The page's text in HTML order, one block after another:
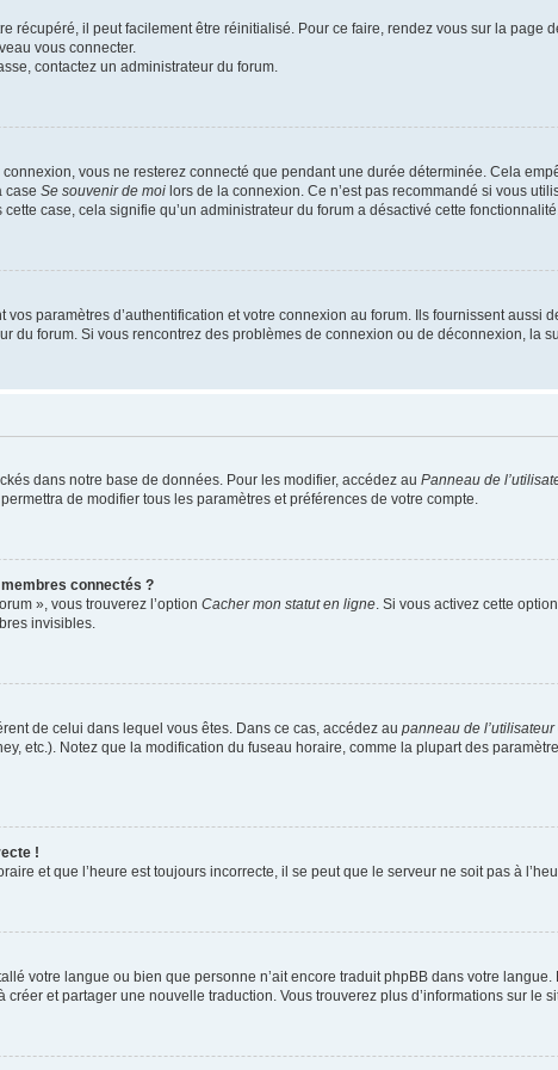
récupéré, il peut facilement être réinitialisé. Pour ce faire, rendez vous sur la page
vous connecter.
contactez un administrateur du forum.
vous ne resterez connecté que pendant une durée déterminée. Cela
case Se souvenir de moi lors de la connexion. Ce n’est pas recommandé si vous
case, cela signifie qu’un administrateur du forum a désactivé cette fonctionnalité.
paramètres d’authentification et votre connexion au forum. Ils fournissent aussi
du forum. Si vous rencontrez des problèmes de connexion ou de déconnexion, la
dans notre base de données. Pour les modifier, accédez au Panneau de
de modifier tous les paramètres et préférences de votre compte.
connectés ?
», vous trouverez l’option Cacher mon statut en ligne . Si vous activez cette
invisibles.
de celui dans lequel vous êtes. Dans ce cas, accédez au panneau de l’utilisateur
etc.). Notez que la modification du fuseau horaire, comme la plupart des
!
et que l’heure est toujours incorrecte, il se peut que le serveur ne soit pas à
votre langue ou bien que personne n’ait encore traduit phpBB dans votre
créer et partager une nouvelle traduction. Vous trouverez plus d’informations sur le